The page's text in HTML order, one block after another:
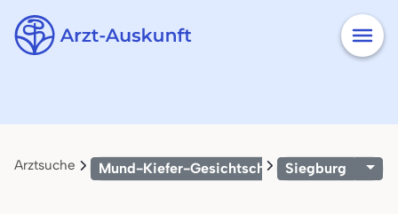
Arztsuche Mund-Kiefer-GesichtschirurgieSiegburg